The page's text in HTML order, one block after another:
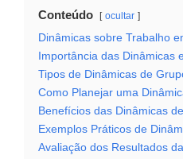
Conteúdo ocultar
Dinâmicas sobre Trabalho
Importância das Dinâmicas
Tipos de Dinâmicas de
Como Planejar uma
Benefícios das Dinâmicas
Exemplos Práticos de
Avaliação dos Resultados